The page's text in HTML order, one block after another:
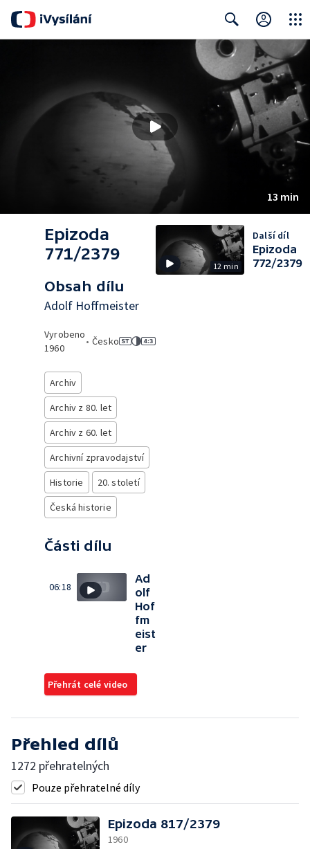
Search Close
13 min
Epizoda
771/2379
Obsah dílu
Adolf Hoffmeister
Vyrobeno
1960
• Česko
Archiv
Archiv z 80. let
Archiv z 60. let
Archivní zpravodajství
Historie
20. století
Česká historie
Části dílu
06:18
Ad
olf
Hof
fm
eist
er
Přehrát celé video
12 min
Další díl
Epizoda
772/2379
Přehled dílů
1272 přehratelných
Pouze přehratelné díly
Epizoda 817/2379
1960